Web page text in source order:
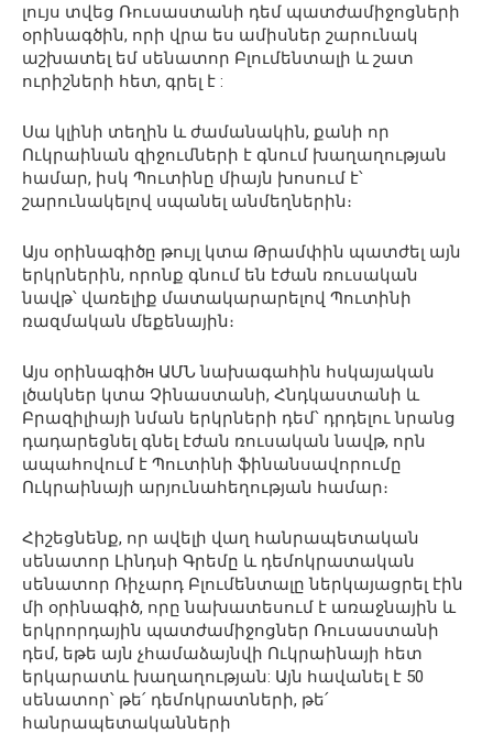
լույս տվեց Ռուսաստանի դեմ պատժամիջոցների
օրինագծին, որի վրա ես ամիսներ շարունակ
աշխատել եմ սենատոր Բլումենտալի և շատ
ուրիշների հետ, գրել է :
Սա կլինի տեղին և ժամանակին, քանի որ
Ուկրաինան զիջումների է գնում խաղաղության
համար, իսկ Պուտինը միայն խոսում է՝
շարունակելով սպանել անմեղներին։
Այս օրինագիծը թույլ կտա Թրամփին պատժել այն
երկրներին, որոնք գնում են էժան ռուսական
նավթ՝ վառելիք մատակարարելով Պուտինի
ռազմական մեքենային։
Այս օրինագիծн ԱՄՆ նախագահին հսկայական
լծակներ կտա Չինաստանի, Հնդկաստանի և
Բրազիլիայի նման երկրների դեմ՝ դրդելու նրանց
դադարեցնել գնել էժան ռուսական նավթ, որն
ապահովում է Պուտինի ֆինանսավորումը
Ուկրաինայի արյունահեղության համար։
Հիշեցնենք, որ ավելի վաղ հանրապետական
սենատոր Լինդսի Գրեմը և դեմոկրատական
սենատոր Ռիչարդ Բլումենտալը ներկայացրել էին
մի օրինագիծ, որը նախատեսում է առաջնային և
երկրորդային պատժամիջոցներ Ռուսաստանի
դեմ, եթե այն չհամաձայնվի Ուկրաինայի հետ
երկարատև խաղաղության: Այն հավանել է 50
սենատոր՝ թե՛ դեմոկրատների, թե՛
հանրապետականների